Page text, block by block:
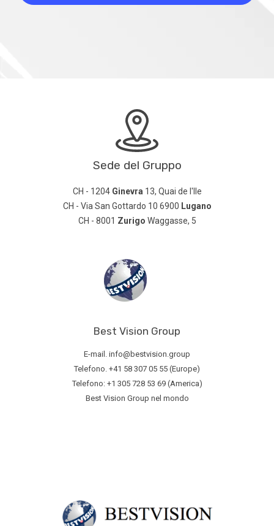
Sede del Gruppo
CH - 1204 Ginevra 13, Quai de l'Ile
CH - Via San Gottardo 10 6900 Lugano
CH - 8001 Zurigo Waggasse, 5
Best Vision Group
E-mail. info@bestvision.group
Telefono. +41 58 307 05 55 (Europe)
Telefono: +1 305 728 53 69 (America)
Best Vision Group nel mondo